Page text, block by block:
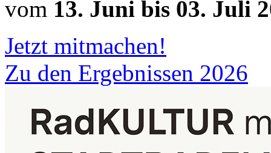
vom 13. Juni bis 03. Juli
Jetzt mitmachen!
Zu den Ergebnissen 2026